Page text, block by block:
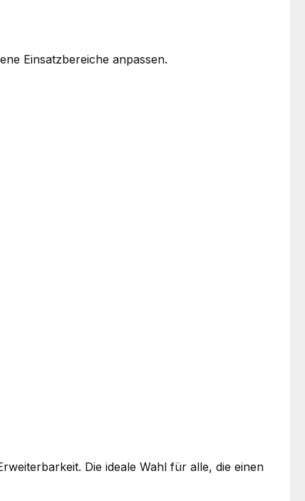
Einsatzbereiche anpassen.
Die ideale Wahl für alle, die einen